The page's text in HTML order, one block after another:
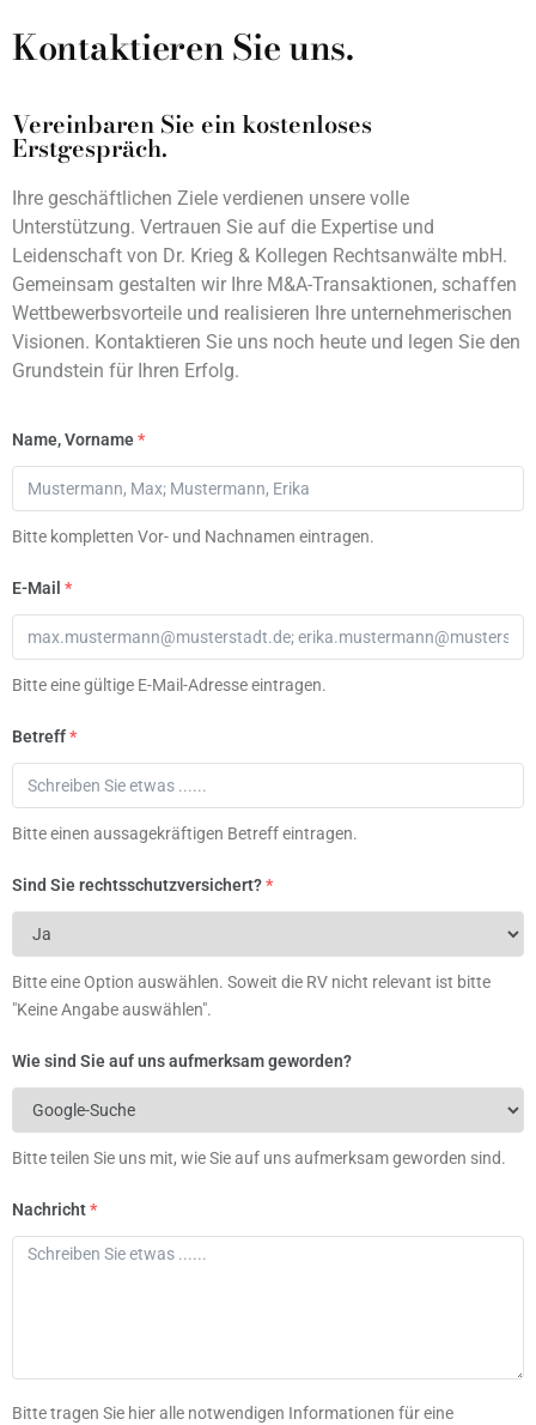
Kontaktieren Sie uns.
Vereinbaren Sie ein kostenloses
Erstgespräch.
Ihre geschäftlichen Ziele verdienen unsere volle
Unterstützung. Vertrauen Sie auf die Expertise und
Leidenschaft von Dr. Krieg & Kollegen Rechtsanwälte mbH.
Gemeinsam gestalten wir Ihre M&A-Transaktionen, schaffen
Wettbewerbsvorteile und realisieren Ihre unternehmerischen
Visionen. Kontaktieren Sie uns noch heute und legen Sie den
Grundstein für Ihren Erfolg.
Name, Vorname*
Bitte kompletten Vor- und Nachnamen eintragen.
E-Mail *
Bitte eine gültige E-Mail-Adresse eintragen.
Betreff*
Bitte einen aussagekräftigen Betreff eintragen.
Sind Sie rechtsschutzversichert?*
Bitte eine Option auswählen. Soweit die RV nicht relevant ist bitte
"Keine Angabe auswählen".
Wie sind Sie auf uns aufmerksam geworden?
Bitte teilen Sie uns mit, wie Sie auf uns aufmerksam geworden sind.
Nachricht*
Bitte tragen Sie hier alle notwendigen Informationen für eine